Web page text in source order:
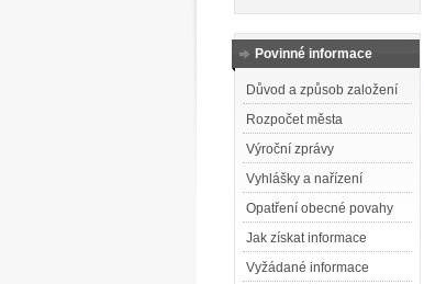
Povinné informace
Důvod a způsob založení
Rozpočet města
Výroční zprávy
Vyhlášky a nařízení
Opatření obecné povahy
Jak získat informace
Vyžádané informace